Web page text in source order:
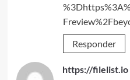
Responder
https://filelist.io